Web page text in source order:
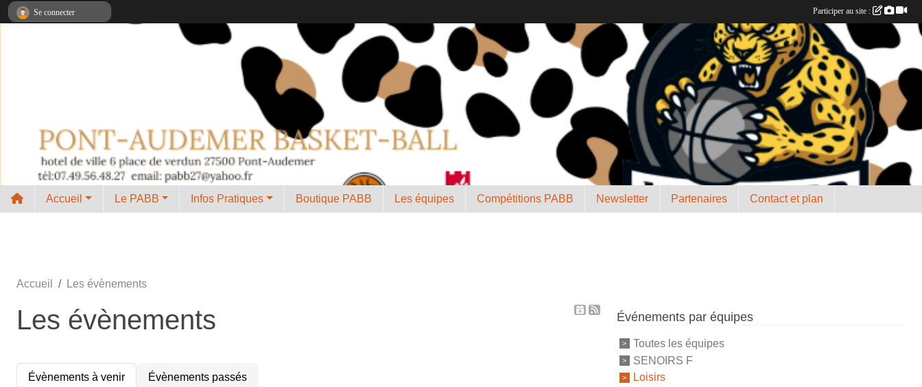
Accueil Le PABB Infos Pratiques Boutique PABB Les équipes Compétitions PABB Newsletter Partenaires Contact et plan
Accueil Les évènements
Les évènements
Évènements à venir Évènements passés
Événements par équipes
Toutes les équipes
SENOIRS F
Loisirs
Se connecter Participer au site :
Panneau de gestion des cookies